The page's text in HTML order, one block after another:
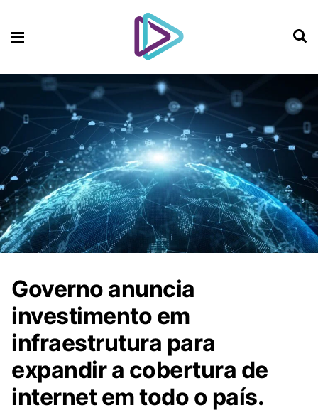
Governo anuncia
investimento em
infraestrutura para
expandir a cobertura de
internet em todo o país.